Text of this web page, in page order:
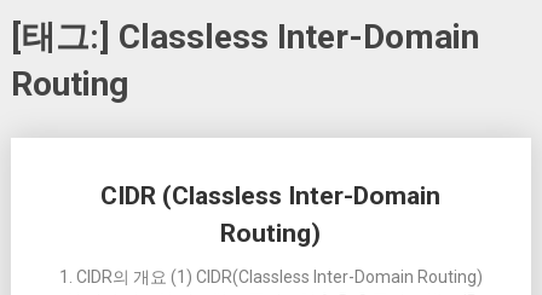
[태그:] Classless Inter-Domain
Routing
CIDR (Classless Inter-Domain
Routing)
1. CIDR의 개요 (1) CIDR(Classless Inter-Domain Routing)
navigation